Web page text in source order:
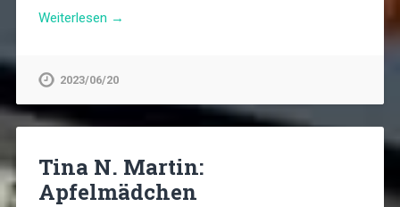
Weiterlesen →
2023/06/20
Tina N. Martin:
Apfelmädchen